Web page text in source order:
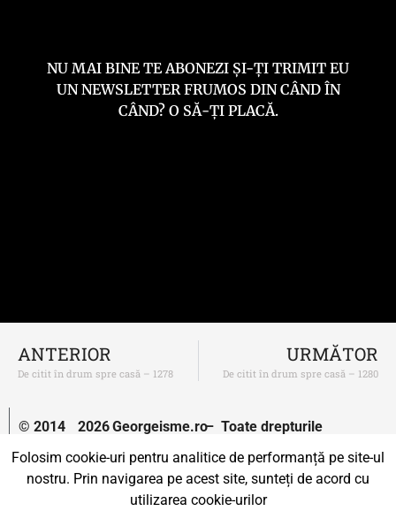
NU MAI BINE TE ABONEZI ȘI-ȚI TRIMIT EU
UN NEWSLETTER FRUMOS DIN CÂND ÎN
CÂND? O SĂ-ȚI PLACĂ.
ANTERIOR
De citit în drum spre casă – 1278
URMĂTOR
De citit în drum spre casă – 1280
© 2014
2026Georgeisme.ro– Toate drepturile
Un proiect susținut deUprise.
Folosim cookie-uri pentru analitice de performanță pe site-ul
nostru. Prin navigarea pe acest site, sunteți de acord cu
utilizarea cookie-urilor